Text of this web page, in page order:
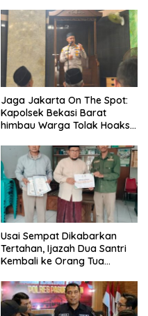
Jaga Jakarta On The Spot:
Kapolsek Bekasi Barat
himbau Warga Tolak Hoaks
Sholat Jumat
Usai Sempat Dikabarkan
Tertahan, Ijazah Dua Santri
Kembali ke Orang Tua